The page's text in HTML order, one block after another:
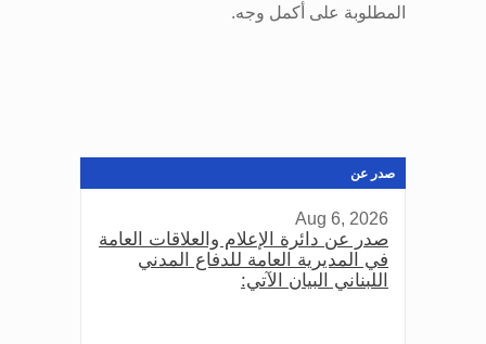
المطلوبة على أكمل وجه.
صدر عن
Aug 6, 2026
صدر عن دائرة الإعلام والعلاقات العامة
في المديرية العامة للدفاع المدني
اللبناني البيان الآتي: